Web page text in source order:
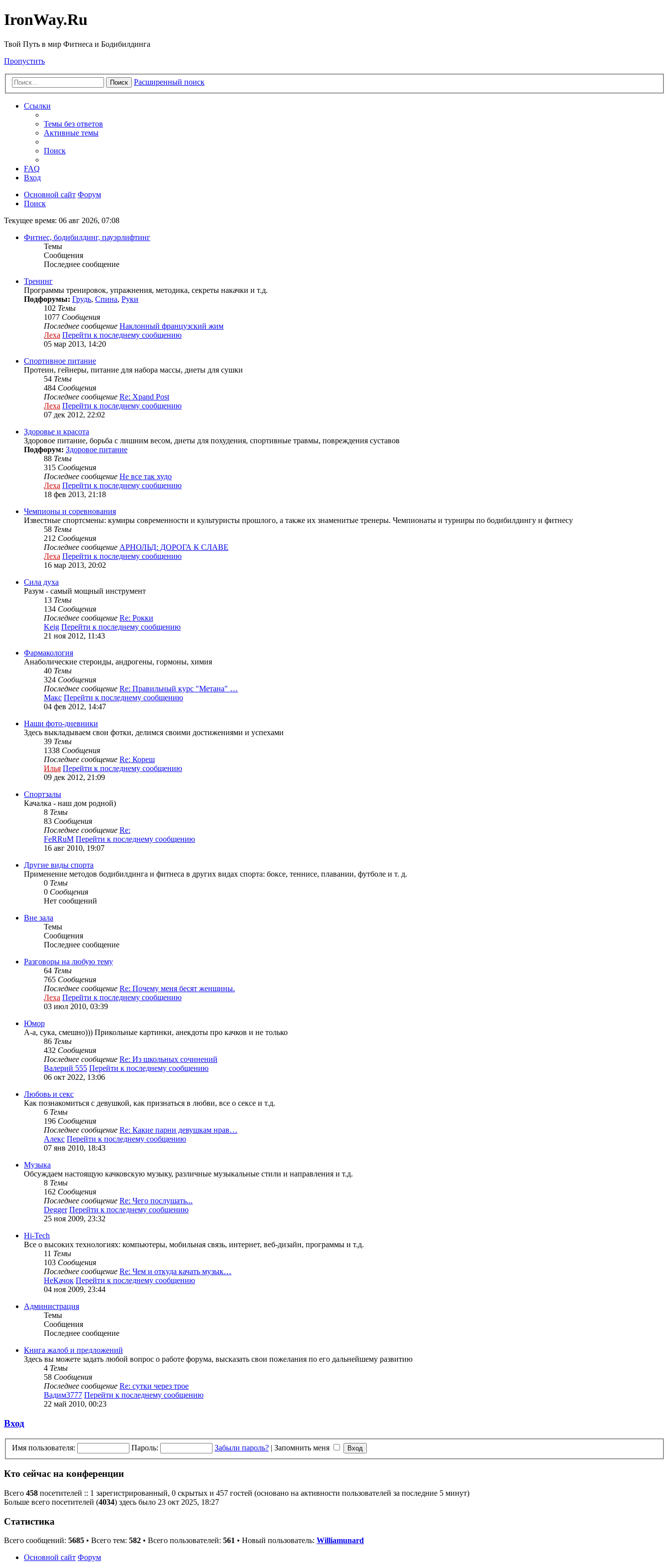
IronWay.Ru
Твой Путь в мир Фитнеса и Бодибилдинга
Пропустить
Поиск Расширенный поиск
Ссылки
Темы без ответов
Активные темы
Поиск
FAQ
Вход
Основной сайт Форум
Поиск
Текущее время: 06 авг 2026, 07:08
Фитнес, бодибилдинг, пауэрлифтинг
Темы
Сообщения
Последнее сообщение
Тренинг
Программы тренировок, упражнения, методика, секреты накачки и т.д.
Подфорумы: Грудь, Спина, Руки
102 Темы
1077 Сообщения
Последнее сообщение Наклонный французский жим
Леха Перейти к последнему сообщению
05 мар 2013, 14:20
Спортивное питание
Протеин, гейнеры, питание для набора массы, диеты для сушки
54 Темы
484 Сообщения
Последнее сообщение Re: Xpand Post
Леха Перейти к последнему сообщению
07 дек 2012, 22:02
Здоровье и красота
Здоровое питание, борьба с лишним весом, диеты для похудения, спортивные травмы, повреждения суставов
Подфорум: Здоровое питание
88 Темы
315 Сообщения
Последнее сообщение Не все так худо
Леха Перейти к последнему сообщению
18 фев 2013, 21:18
Чемпионы и соревнования
Известные спортсмены: кумиры современности и культуристы прошлого, а также их знаменитые тренеры. Чемпионаты и турниры по бодибилдингу и фитнесу
58 Темы
212 Сообщения
Последнее сообщение АРНОЛЬД: ДОРОГА К СЛАВЕ
Леха Перейти к последнему сообщению
16 мар 2013, 20:02
Сила духа
Разум - самый мощный инструмент
13 Темы
134 Сообщения
Последнее сообщение Re: Рокки
Keig Перейти к последнему сообщению
21 ноя 2012, 11:43
Фармакология
Анаболические стероиды, андрогены, гормоны, химия
40 Темы
324 Сообщения
Последнее сообщение Re: Правильный курс "Метана" …
Макс Перейти к последнему сообщению
04 фев 2012, 14:47
Наши фото-дневники
Здесь выкладываем свои фотки, делимся своими достижениями и успехами
39 Темы
1338 Сообщения
Последнее сообщение Re: Кореш
Илья Перейти к последнему сообщению
09 дек 2012, 21:09
Спортзалы
Качалка - наш дом родной)
8 Темы
83 Сообщения
Последнее сообщение Re:
FeRRuM Перейти к последнему сообщению
16 авг 2010, 19:07
Другие виды спорта
Применение методов бодибилдинга и фитнеса в других видах спорта: боксе, теннисе, плавании, футболе и т. д.
0 Темы
0 Сообщения
Нет сообщений
Вне зала
Темы
Сообщения
Последнее сообщение
Разговоры на любую тему
64 Темы
765 Сообщения
Последнее сообщение Re: Почему меня бесят женщины.
Леха Перейти к последнему сообщению
03 июл 2010, 03:39
Юмор
А-а, сука, смешно))) Прикольные картинки, анекдоты про качков и не только
86 Темы
432 Сообщения
Последнее сообщение Re: Из школьных сочинений
Валерий 555 Перейти к последнему сообщению
06 окт 2022, 13:06
Любовь и секс
Как познакомиться с девушкой, как признаться в любви, все о сексе и т.д.
6 Темы
196 Сообщения
Последнее сообщение Re: Какие парни девушкам нрав…
Алекс Перейти к последнему сообщению
07 янв 2010, 18:43
Музыка
Обсуждаем настоящую качковскую музыку, различные музыкальные стили и направления и т.д.
8 Темы
162 Сообщения
Последнее сообщение Re: Чего послушать...
Degger Перейти к последнему сообщению
25 ноя 2009, 23:32
Hi-Tech
Все о высоких технологиях: компьютеры, мобильная связь, интернет, веб-дизайн, программы и т.д.
11 Темы
103 Сообщения
Последнее сообщение Re: Чем и откуда качать музык…
НеКачок Перейти к последнему сообщению
04 ноя 2009, 23:44
Администрация
Темы
Сообщения
Последнее сообщение
Книга жалоб и предложений
Здесь вы можете задать любой вопрос о работе форума, высказать свои пожелания по его дальнейшему развитию
4 Темы
58 Сообщения
Последнее сообщение Re: сутки через трое
Вадим3777 Перейти к последнему сообщению
22 май 2010, 00:23
Вход
Имя пользователя: Пароль: Забыли пароль? | Запомнить меня
Кто сейчас на конференции
Всего 458 посетителей :: 1 зарегистрированный, 0 скрытых и 457 гостей (основано на активности пользователей за последние 5 минут)
Больше всего посетителей (4034) здесь было 23 окт 2025, 18:27
Статистика
Всего сообщений: 5685 • Всего тем: 582 • Всего пользователей: 561 • Новый пользователь: Williamunard
Основной сайт Форум